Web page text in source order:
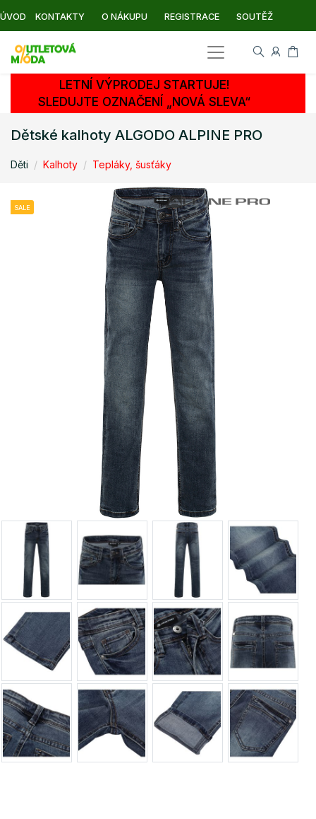
ÚVOD KONTAKTY O NÁKUPU REGISTRACE SOUTĚŽ
LETNÍ VÝPRODEJ STARTUJE!
SLEDUJTE OZNAČENÍ „NOVÁ SLEVA“
Dětské kalhoty ALGODO ALPINE PRO
Děti Kalhoty Tepláky, šusťáky
SALE